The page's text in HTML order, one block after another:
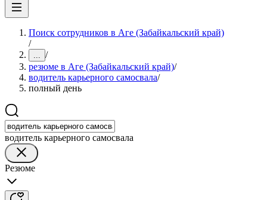
Поиск сотрудников в Аге (Забайкальский край)
/
... /
резюме в Аге (Забайкальский край)/
водитель карьерного самосвала/
полный день
водитель карьерного самосвала
Резюме